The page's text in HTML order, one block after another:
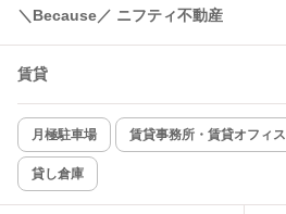
コンロ2口以上
新着のみ
該当件数:
1件
＼Because／ ニフティ不動産
賃貸
月極駐車場 賃貸事務所・賃貸オフィス
貸し倉庫